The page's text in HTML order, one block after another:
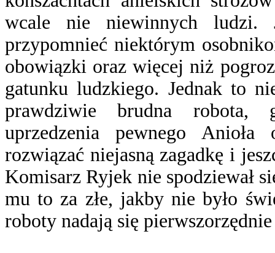
wcale nie niewinnych ludzi.
przypomnieć niektórym
obowiązki oraz więcej niż
gatunku ludzkiego. Jednak to
prawdziwie brudna robota,
uprzedzenia pewnego
rozwiązać niejasną zagadkę i
Komisarz Ryjek nie spodziewał
mu to za złe, jakby nie było
roboty nadają się